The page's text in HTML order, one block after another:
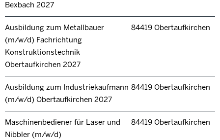
Bexbach 2027
Ausbildung zum Metallbauer
(m/w/d) Fachrichtung
Konstruktionstechnik
Obertaufkirchen 2027
84419 Obertaufkirchen
Ausbildung zum Industriekaufmann
(m/w/d) Obertaufkirchen 2027
84419 Obertaufkirchen
Maschinenbediener für Laser und
Nibbler (m/w/d)
84419 Obertaufkirchen